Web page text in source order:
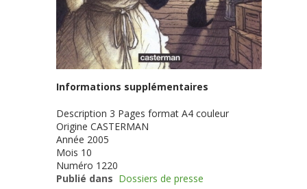
Informations supplémentaires
Description 3 Pages format A4 couleur
Origine CASTERMAN
Année 2005
Mois 10
Numéro 1220
Publié dans Dossiers de presse